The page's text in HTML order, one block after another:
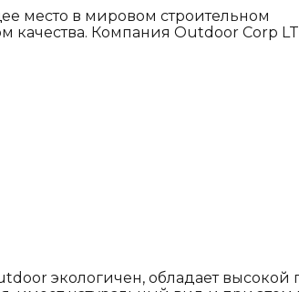
место в мировом строительном
качества. Компания Outdoor Corp
экологичен, обладает высокой